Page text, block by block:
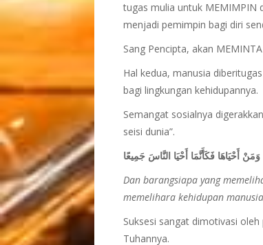
tugas mulia untuk MEMIMPIN
menjadi pemimpin bagi diri
Sang Pencipta, akan
Hal kedua, manusia
bagi lingkungan kehidupannya.
Semangat sosialnya
seisi dunia”.
وَمَنْ أَحْيَاهَا فَكَأَنَّمَا أَحْيَا النَّاسَ جَمِيعًا
Dan barangsiapa yang
memelihara kehidupan
Suksesi sangat dimotivasi
Tuhannya.